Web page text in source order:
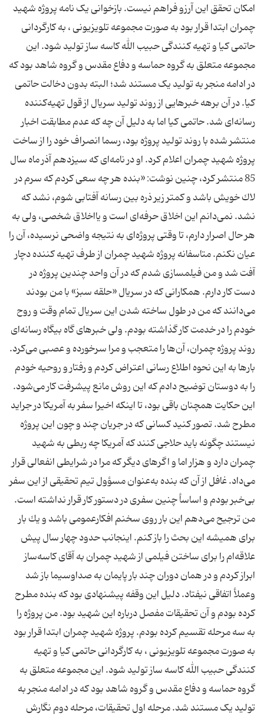
امكان تحقق این آرزو فراهم نیست. بازخوانی یک نامه پروژه شهید
چمران ابتدا قرار بود به صورت مجموعه تلویزیونی ، به کارگردانی
حاتمی کیا و تهیه کنندگی حبیب الله کاسه ساز تولید شود. این
مجموعه متعلق به گروه حماسه و دفاع مقدس و گروه شاهد بود که
در ادامه منجر به تولید یک مستند شد؛ البته بدون دخالت حاتمی
کیا. در آن برهه خبرهایی از روند تولید سریال از قول تهیه‌کننده
رسانه‌ای شد. حاتمی کیا اما به دلیل آن چه که عدم مطابقت اخبار
منتشر شده با روند تولید پروژه بود، رسما انصراف خود را از ساخت
پروژه شهید چمران اعلام كرد. او در نامه‌ای که سیزدهم آذر ماه سال
85 منتشر کرد، چنین نوشت: «بنده هر چه سعی كردم كه سرم در
لاك خویش باشد و كمتر زیر ذره بین رسانه آفتابی شوم، نشد كه
نشد. نمی‌دانم این اخلاق حرفه‌ای‌ است و یااخلاق شخصی، ولی به
هر حال اصرار دارم، تا وقتی پروژه‌ای به نتیجه واضحی نرسیده، آن را
عیان نكنم. متاسفانه پروژه شهید چمران از طرف تهیه كننده دچار
آفت شد و من فیلمسازی شدم كه در آن واحد چندین پروژه در
دست كار دارم. همكارانی كه در سریال «حلقه سبز» با من بودند
می‌دانند كه من در طول ساخته شدن این سریال تمام وقت و روح
خودم را در خدمت كار گذاشته بودم. ولی خبرهای گاه بیگاه رسانه‌ای
روند پروژه چمران، آن‌ها را متعجب و مرا سرخورده و عصبی می‌كرد.
بارها به این نحوه اطلاع رسانی اعتراض كردم و رفتار و روحیه خودم
را به دوستان توضیح دادم كه این روش مانع پیشرفت كار می‌شود.
این حكایت همچنان باقی بود، تا اینكه اخیرا سفر به آمریكا در جراید
مطرح شد. تصور كنید كسانی كه در جریان چند و چون این پروژه
نیستند چگونه باید حلاجی كنند كه آمریكا چه ربطی به شهید
چمران دارد و هزار اما و اگرهای دیگر كه مرا در شرایطی انفعالی قرار
می‌داد. غافل از آن كه بنده به‌عنوان مسؤول تیم تحقیقی از این سفر
بی‌خبر بودم و اساسأ چنین سفری در دستور كار قرار نداشته است.
من ترجیح می‌دهم این بار روی سخنم افكارعمومی باشد و یك بار
برای همیشه این بحث را باز كنم. اینجانب حدود چهار سال پیش
علاقه‌ام را برای ساختن فیلمی از شهید چمران به آقای كاسه‌ساز
ابراز كردم و در همان دوران چند بار پایمان به صداوسیما باز شد
وعملأ اتفاقی نیفتاد. دلیل این وقفه پیشنهادی بود كه بنده مطرح
كرده بودم و آن تحقیقات مفصل درباره‌ این شهید بود. من پروژه را
به سه مرحله تقسیم كرده بودم. پروژه شهید چمران ابتدا قرار بود
به صورت مجموعه تلویزیونی ، به کارگردانی حاتمی کیا و تهیه
کنندگی حبیب الله کاسه ساز تولید شود. این مجموعه متعلق به
گروه حماسه و دفاع مقدس و گروه شاهد بود که در ادامه منجر به
تولید یک مستند شد. مرحله اول تحقیقات، مرحله دوم نگارش